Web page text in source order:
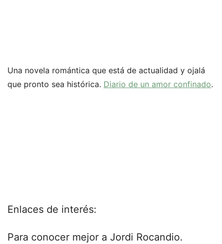
Una novela romántica que está de actualidad y ojalá
que pronto sea histórica. Diario de un amor confinado.
Enlaces de interés:
Para conocer mejor a Jordi Rocandio.